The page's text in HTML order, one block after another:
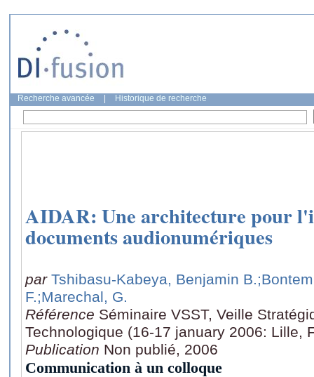
Recherche avancée Historique de recherche
AIDAR: Une architecture pour
documents audionumériques
par Tshibasu-Kabeya, Benjamin B.
F.;Marechal, G.
Référence Séminaire VSST, Veille
Technologique (16-17 january 2006: Lille,
Publication Non publié, 2006
Communication à un colloque